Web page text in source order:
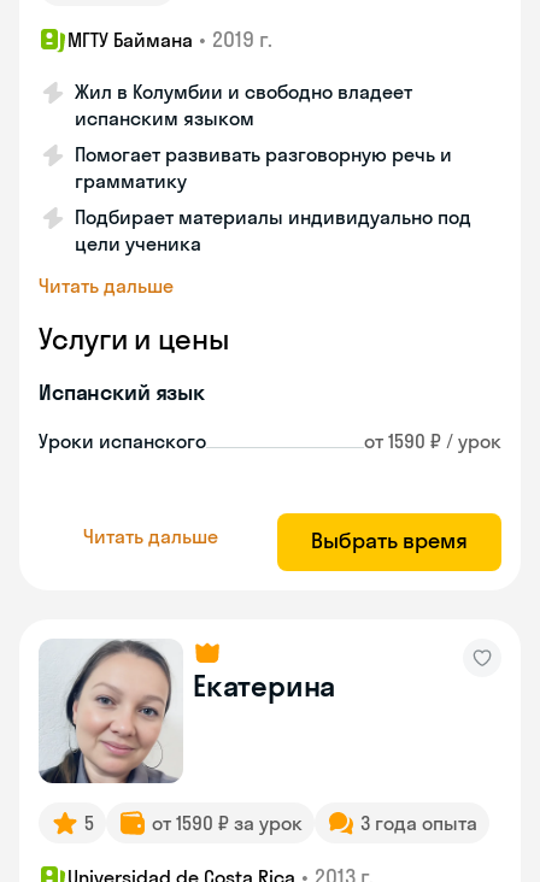
МГТУ Баймана • 2019 г.
Жил в Колумбии и свободно владеет
испанским языком
Помогает развивать разговорную речь и
грамматику
Подбирает материалы индивидуально под
цели ученика
Читать дальше
Услуги и цены
Испанский язык
Уроки испанского от 1590 ₽ / урок
Читать дальше Выбрать время
Екатерина
5 от 1590 ₽ за урок 3 года опыта
Universidad de Costa Rica